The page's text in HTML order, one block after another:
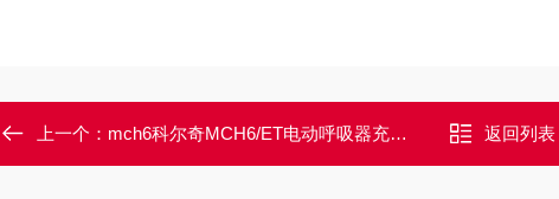
上一个： mch6科尔奇MCH6/ET电动呼吸器充气泵/压缩机 返回列表